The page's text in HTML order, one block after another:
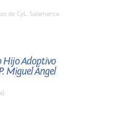
de CyL. Salamanca
Adoptivo
Miguel Ángel